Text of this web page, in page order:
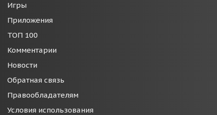
Игры
Приложения
ТОП 100
Комментарии
Новости
Обратная связь
Правообладателям
Условия использования